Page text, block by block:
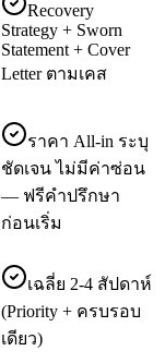
Recovery
Strategy + Sworn
Statement + Cover
Letter ตามเคส
ราคา All-in ระบุ
ชัดเจน ไม่มีค่าซ่อน
— ฟรีคำปรึกษา
ก่อนเริ่ม
เฉลี่ย 2-4 สัปดาห์
(Priority + ครบรอบ
เดียว)